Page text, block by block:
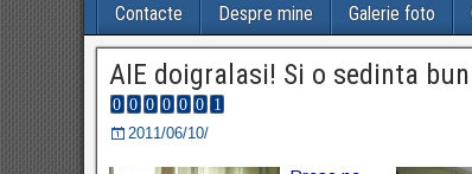
Contacte Despre mine Galerie foto
AIE doigralasi! Si o sedinta
2011/06/10/